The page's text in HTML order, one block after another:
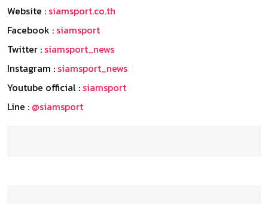
Website : siamsport.co.th
Facebook : siamsport
Twitter : siamsport_news
Instagram : siamsport_news
Youtube official : siamsport
Line : @siamsport